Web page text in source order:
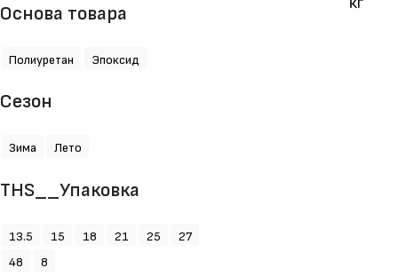
Основа товара
Полиуретан Эпоксид
Сезон
Зима Лето
THS__Упаковка
13.5 15 18 21 25
27
48
8